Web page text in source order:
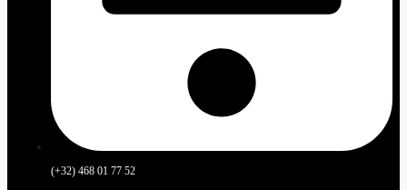
(+32) 468 01 77 52